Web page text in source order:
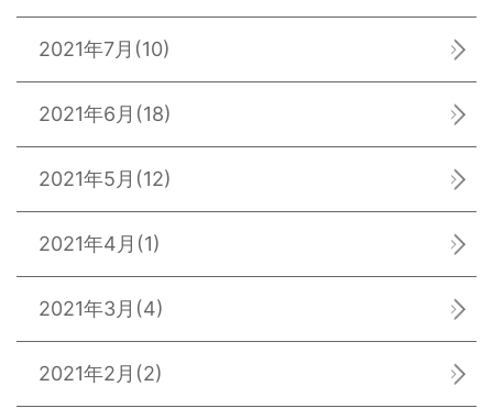
2021年7月 (10)
2021年6月 (18)
2021年5月 (12)
2021年4月 (1)
2021年3月 (4)
2021年2月 (2)